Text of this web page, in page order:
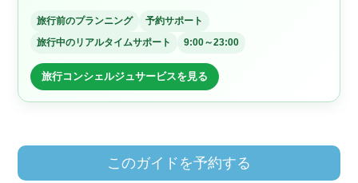
旅行前のプランニング
予約サポート
旅行中のリアルタイムサポート
9:00～23:00
旅行コンシェルジュサービスを見る
このガイドを予約する